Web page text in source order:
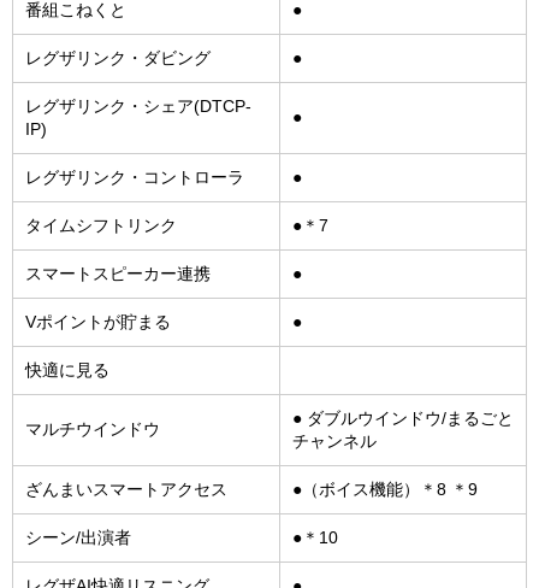
番組こねくと ●
レグザリンク・ダビング ●
レグザリンク・シェア(DTCP-
IP)
●
レグザリンク・コントローラ ●
タイムシフトリンク ●＊7
スマートスピーカー連携 ●
Vポイントが貯まる ●
快適に見る
マルチウインドウ
● ダブルウインドウ/まるごと
チャンネル
ざんまいスマートアクセス ●（ボイス機能）＊8 ＊9
シーン/出演者 ●＊10